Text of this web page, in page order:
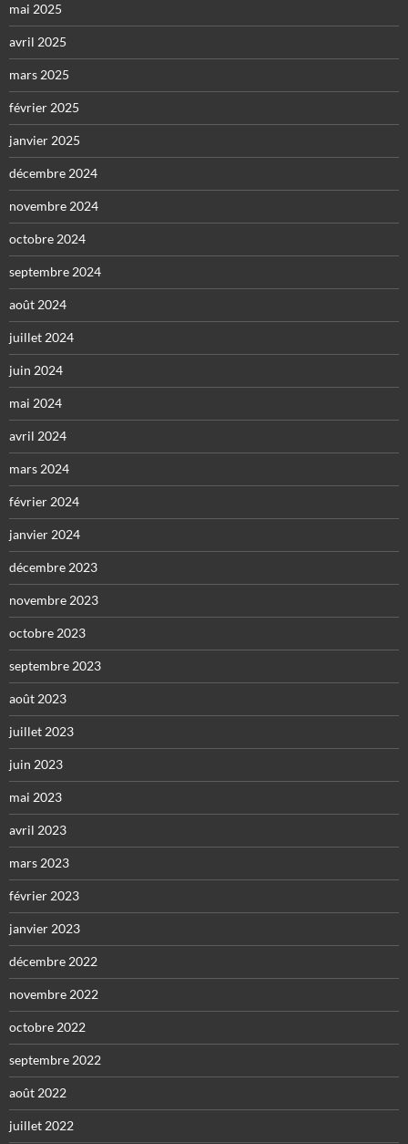
mai 2025
avril 2025
mars 2025
février 2025
janvier 2025
décembre 2024
novembre 2024
octobre 2024
septembre 2024
août 2024
juillet 2024
juin 2024
mai 2024
avril 2024
mars 2024
février 2024
janvier 2024
décembre 2023
novembre 2023
octobre 2023
septembre 2023
août 2023
juillet 2023
juin 2023
mai 2023
avril 2023
mars 2023
février 2023
janvier 2023
décembre 2022
novembre 2022
octobre 2022
septembre 2022
août 2022
juillet 2022